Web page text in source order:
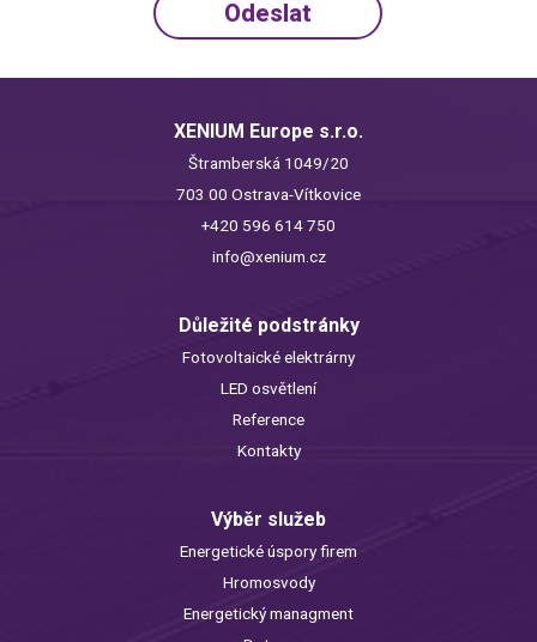
XENIUM Europe s.r.o.
Štramberská 1049/20
703 00 Ostrava-Vítkovice
+420 596 614 750
info@xenium.cz
Důležité podstránky
Fotovoltaické elektrárny
LED osvětlení
Reference
Kontakty
Výběr služeb
Energetické úspory firem
Hromosvody
Energetický managment